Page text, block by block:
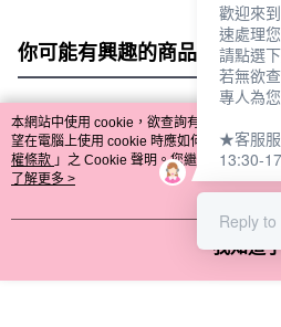
你可能有興趣的商品 全站排行
熱門標籤
本網站中使用 cookie，欲查詢有關本網站使
望在電腦上使用 cookie 時應如何變更電腦的
權條款 」之 Cookie 聲明。您繼續使用本網
用條款之 Cookie 聲明使用 cookie。
了解更多 >
我知道
歡迎來
速處理
請點選
若無欲
專人為
★客服
13:30-
Reply to